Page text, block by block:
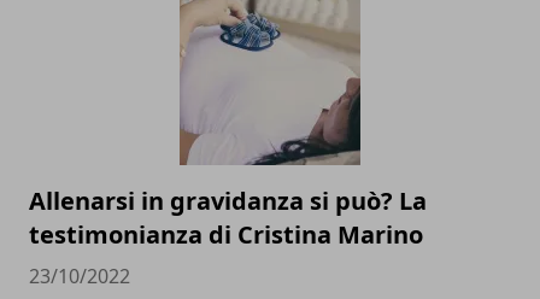
Allenarsi in gravidanza si può? La
testimonianza di Cristina Marino
23/10/2022